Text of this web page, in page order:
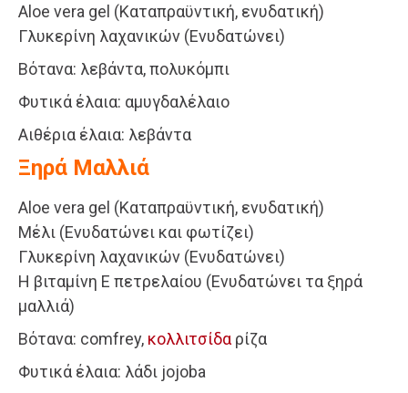
Aloe vera gel (Καταπραϋντική, ενυδατική)
Γλυκερίνη λαχανικών (Ενυδατώνει)
Βότανα: λεβάντα, πολυκόμπι
Φυτικά έλαια: αμυγδαλέλαιο
Αιθέρια έλαια: λεβάντα
Ξηρά Μαλλιά
Aloe vera gel (Καταπραϋντική, ενυδατική)
Μέλι (Ενυδατώνει και φωτίζει)
Γλυκερίνη λαχανικών (Ενυδατώνει)
Η βιταμίνη Ε πετρελαίου (Ενυδατώνει τα ξηρά
μαλλιά)
Βότανα: comfrey, κολλιτσίδα ρίζα
Φυτικά έλαια: λάδι jojoba